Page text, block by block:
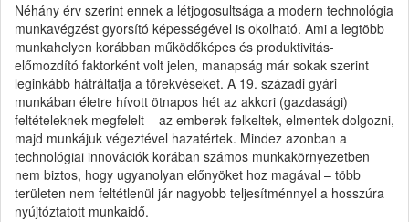
Néhány érv szerint ennek a létjogosultsága a modern technológia
munkavégzést gyorsító képességével is okolható. Ami a legtöbb
munkahelyen korábban működőképes és produktivitás-
előmozdító faktorként volt jelen, manapság már sokak szerint
leginkább hátráltatja a törekvéseket. A 19. századi gyári
munkában életre hívott ötnapos hét az akkori (gazdasági)
feltételeknek megfelelt – az emberek felkeltek, elmentek dolgozni,
majd munkájuk végeztével hazatértek. Mindez azonban a
technológiai innovációk korában számos munkakörnyezetben
nem biztos, hogy ugyanolyan előnyöket hoz magával – több
területen nem feltétlenül jár nagyobb teljesítménnyel a hosszúra
nyújtóztatott munkaidő.